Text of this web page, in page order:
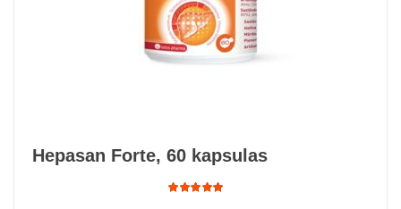
Hepasan Forte, 60 kapsulas